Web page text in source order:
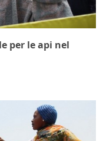
per le api nel